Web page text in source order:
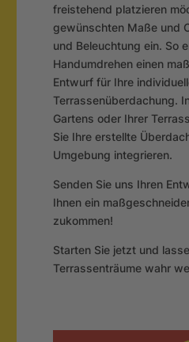
freistehend platzieren
gewünschten Maße und
und Beleuchtung ein. So
Handumdrehen einen
Entwurf für Ihre
Terrassenüberdachung.
Gartens oder Ihrer
Sie Ihre erstellte
Umgebung integrieren.
Senden Sie uns Ihren
Ihnen ein
zukommen!
Starten Sie jetzt und
Terrassenträume wahr